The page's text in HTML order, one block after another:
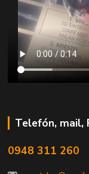
Telefón, mail,
0948 311 260